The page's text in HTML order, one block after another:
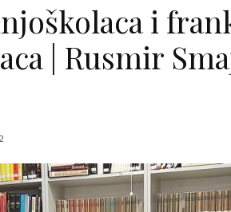
i
| Rusmir